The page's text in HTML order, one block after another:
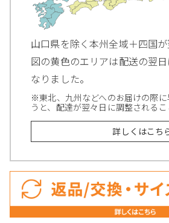
山口県を除く本州全域＋四国が
図の黄色のエリアは配送の翌
なりました。
※東北、九州などへのお届けの際
うと、配達が翌々日に調整されるこ
詳しくはこち